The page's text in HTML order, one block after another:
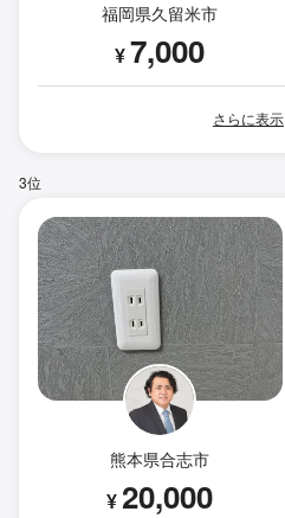
福岡県久留米市
¥7,000
さらに表示
3位
熊本県合志市
¥20,000